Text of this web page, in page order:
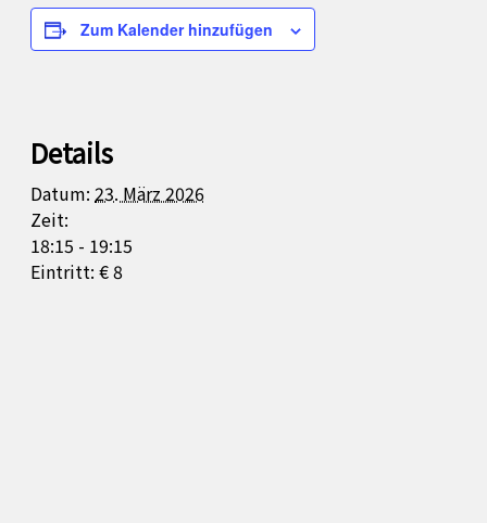
Zum Kalender hinzufügen
Details
Datum: 23. März 2026
Zeit:
18:15 - 19:15
Eintritt: € 8